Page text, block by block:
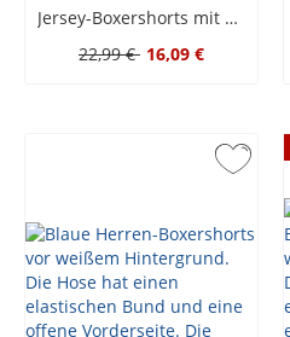
Jersey-Boxershorts mit Muster und Stretch
22,99 € 16,09 €